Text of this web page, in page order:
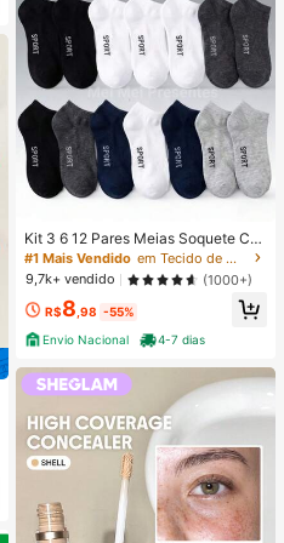
Kit 3 6 12 Pares Meias Soquete Ca
no Curto Unissex Multicolorido 40-
46
#1 Mais Vendido
em Tecido de malha Meias masculinas até o tornozel
9,7k+ vendido
(1000+)
R$8,98 -55%
Envio Nacional
4-7 dias